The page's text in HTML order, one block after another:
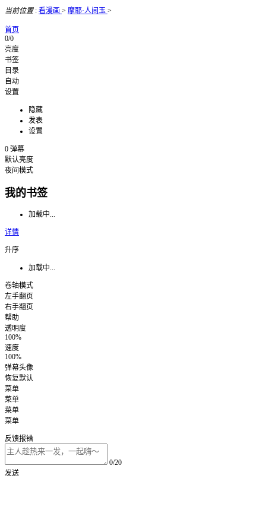
当前位置: 看漫画 > 摩耶·人间玉 >
首页
0/0
亮度
书签
目录
自动
设置
隐藏
发表
设置
0 弹幕
默认亮度
夜间模式
我的书签
加载中...
详情
升序
加载中...
卷轴模式
左手翻页
右手翻页
帮助
透明度
100%
速度
100%
弹幕头像
恢复默认
菜单
菜单
菜单
菜单
反馈报错
0/20
发送